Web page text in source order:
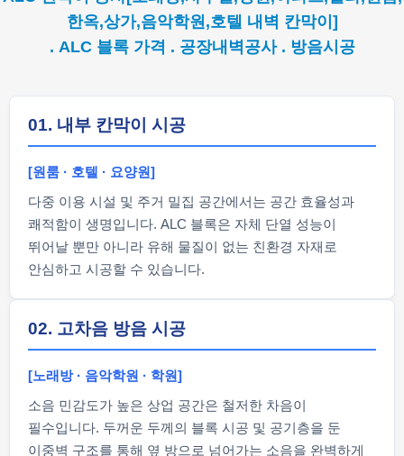
한옥,상가,음악학원,호텔 내벽 칸막이]
. ALC 블록 가격 . 공장내벽공사 . 방음시공
01. 내부 칸막이 시공
[원룸 · 호텔 · 요양원]
다중 이용 시설 및 주거 밀집 공간에서는 공간 효율성과
쾌적함이 생명입니다. ALC 블록은 자체 단열 성능이
뛰어날 뿐만 아니라 유해 물질이 없는 친환경 자재로
안심하고 시공할 수 있습니다.
02. 고차음 방음 시공
[노래방 · 음악학원 · 학원]
소음 민감도가 높은 상업 공간은 철저한 차음이
필수입니다. 두꺼운 두께의 블록 시공 및 공기층을 둔
이중벽 구조를 통해 옆 방으로 넘어가는 소음을 완벽하게